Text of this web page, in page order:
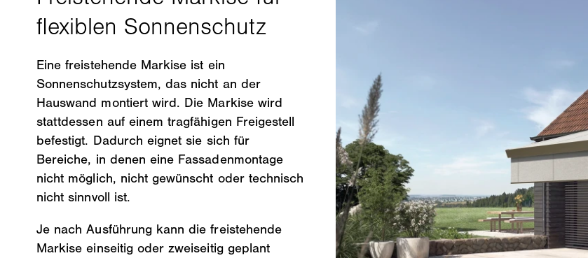
Eine freistehende Markise ist ein
Sonnenschutzsystem, das nicht an der
Hauswand montiert wird. Die Markise wird
stattdessen auf einem tragfähigen Freigestell
befestigt. Dadurch eignet sie sich für
Bereiche, in denen eine Fassadenmontage
nicht möglich, nicht gewünscht oder technisch
nicht sinnvoll ist.
Je nach Ausführung kann die freistehende
Markise einseitig oder zweiseitig geplant